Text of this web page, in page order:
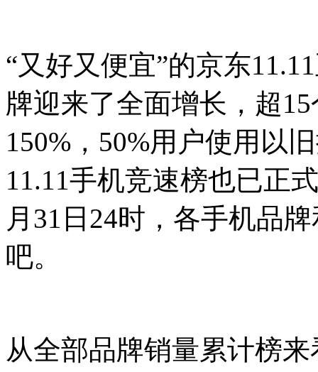
“又好又便宜”的京东
牌迎来了全面增长，超
150%，50%用户使用以
11.11手机竞速榜也已正
月31日24时，各手机品
吧。
从全部品牌销量累计榜